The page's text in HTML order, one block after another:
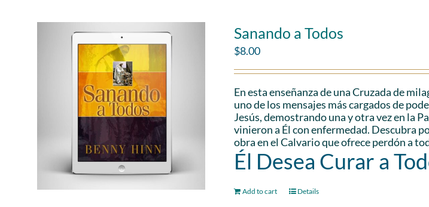
Sanando a Todos
$8.00
En esta enseñanza de una Cruzada de
uno de los mensajes más cargados de
Jesús, demostrando una y otra vez en la
vinieron a Él con enfermedad. Descubra
obra en el Calvario que ofrece perdón a
Él Desea Curar a
Add to cart Details